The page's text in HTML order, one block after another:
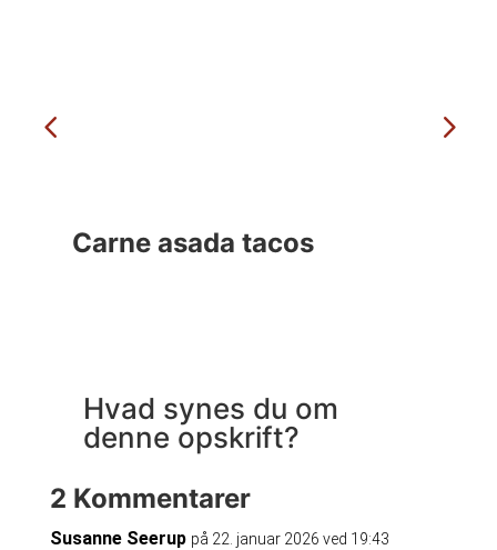
Carne asada tacos
Hvad synes du om
denne opskrift?
2 Kommentarer
Susanne Seerup på 22. januar 2026 ved 19:43